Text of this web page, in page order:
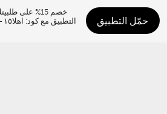
حمّل التطبيق